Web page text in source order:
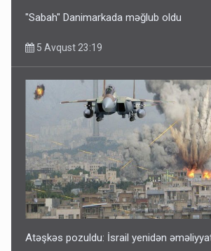
"Sabah" Danimarkada məğlub oldu
5 Avqust 23:19
Atəşkəs pozuldu: İsrail yenidən